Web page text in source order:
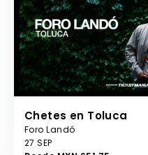
Chetes en Toluca
Foro Landó
27 SEP